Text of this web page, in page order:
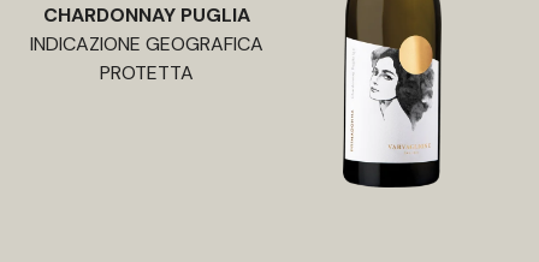
CHARDONNAY PUGLIA
INDICAZIONE GEOGRAFICA
PROTETTA